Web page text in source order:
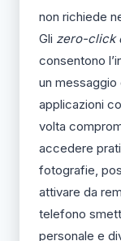
non richiede
Gli zero-click
consentono
un messaggio
applicazioni
volta
accedere
fotografie,
attivare da
telefono
personale e